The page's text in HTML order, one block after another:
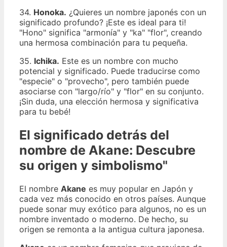
34. Honoka. ¿Quieres un nombre japonés con un
significado profundo? ¡Este es ideal para ti!
"Hono" significa "armonía" y "ka" "flor", creando
una hermosa combinación para tu pequeña.
35. Ichika. Este es un nombre con mucho
potencial y significado. Puede traducirse como
"especie" o "provecho", pero también puede
asociarse con "largo/río" y "flor" en su conjunto.
¡Sin duda, una elección hermosa y significativa
para tu bebé!
El significado detrás del
nombre de Akane: Descubre
su origen y simbolismo"
El nombre Akane es muy popular en Japón y
cada vez más conocido en otros países. Aunque
puede sonar muy exótico para algunos, no es un
nombre inventado o moderno. De hecho, su
origen se remonta a la antigua cultura japonesa.